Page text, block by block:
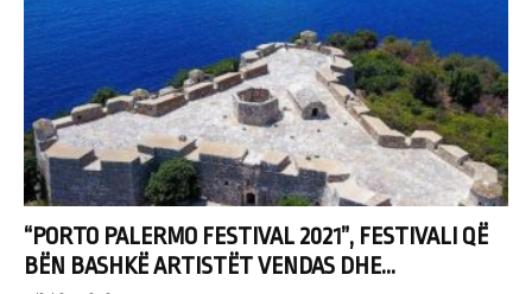
“PORTO PALERMO FESTIVAL 2021”, FESTIVALI QË
BËN BASHKË ARTISTËT VENDAS DHE...